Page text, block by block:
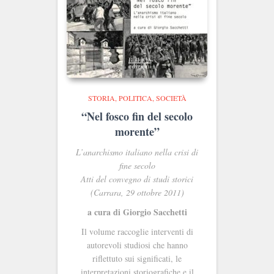
STORIA, POLITICA, SOCIETÀ
“Nel fosco fin del secolo
morente”
L’anarchismo italiano nella crisi di
fine secolo
Atti del convegno di studi storici
(Carrara, 29 ottobre 2011)
a cura di Giorgio Sacchetti
Il volume raccoglie interventi di
autorevoli studiosi che hanno
riflettuto sui significati, le